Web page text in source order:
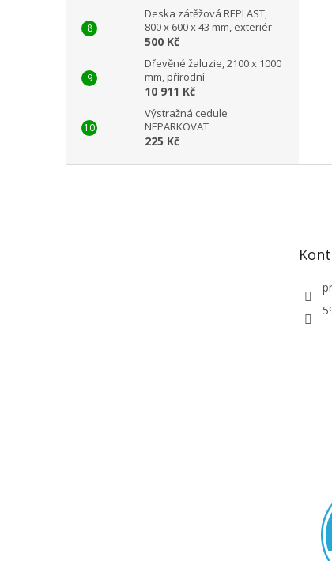
Deska zátěžová REPLAST,
800 x 600 x 43 mm, exteriér
500 Kč
Dřevěné žaluzie, 2100 x 1000
mm, přírodní
10 911 Kč
Výstražná cedule
NEPARKOVAT
225 Kč